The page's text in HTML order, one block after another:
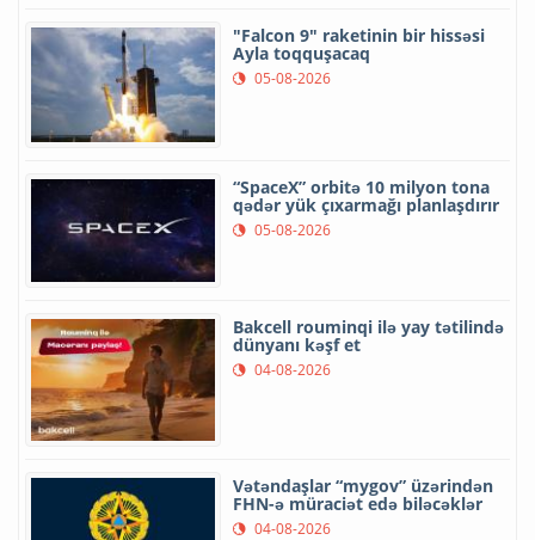
"Falcon 9" raketinin bir hissəsi
Ayla toqquşacaq
05-08-2026
“SpaceX” orbitə 10 milyon tona
qədər yük çıxarmağı planlaşdırır
05-08-2026
Bakcell rouminqi ilə yay tətilində
dünyanı kəşf et
04-08-2026
Vətəndaşlar “mygov” üzərindən
FHN-ə müraciət edə biləcəklər
04-08-2026